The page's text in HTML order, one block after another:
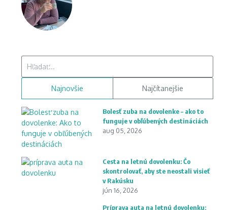
Najnovšie Najčítanejšie
Bolesť zuba na dovolenke – ako to
funguje v obľúbených destináciách
aug 05, 2026
Cesta na letnú dovolenku: Čo
skontrolovať, aby ste neostali visieť
v Rakúsku
jún 16, 2026
Príprava auta na letnú dovolenku: